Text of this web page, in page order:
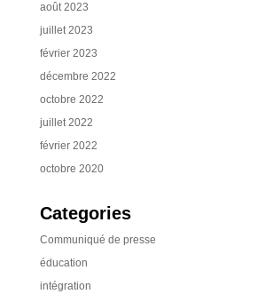
août 2023
juillet 2023
février 2023
décembre 2022
octobre 2022
juillet 2022
février 2022
octobre 2020
Categories
Communiqué de presse
éducation
intégration